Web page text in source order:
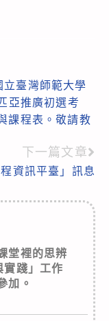
立臺灣師範大學
亞推廣初選考
課程表。敬請教
下一篇文章
資訊平臺」訊息
堂裡的思辨
踐」工作
加。